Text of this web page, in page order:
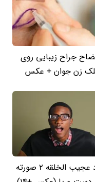
جراح زیبایی روی
زن جوان + عکس
نوزاد عجیب الخلقه 2 صورته